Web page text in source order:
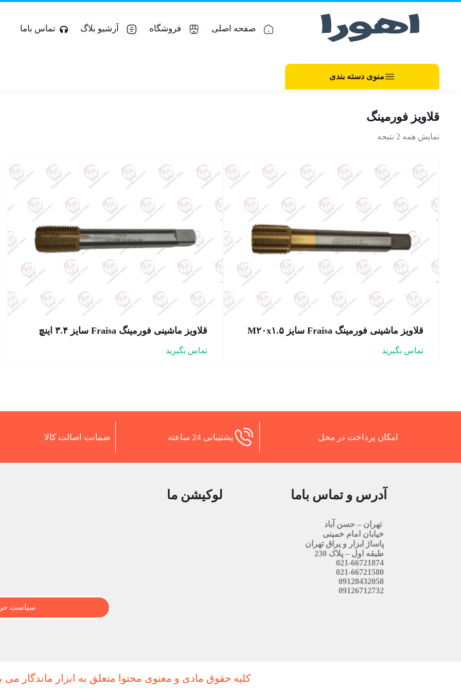
صفحه اصلی فروشگاه آرشیو بلاگ تماس باما
منوی دسته بندی
قلاویز فورمینگ
نمایش همه 2 نتیجه
قلاویز ماشینی فورمینگ Fraisa سایز M۲۰x۱.۵
تماس بگیرید
قلاویز ماشینی فورمینگ Fraisa سایز ۳.۴ اینچ
تماس بگیرید
امکان پرداخت در محل پشتیبانی 24 ساعته ضمانت اصالت کالا
آدرس و تماس باما
تهران – حسن آباد
خیابان امام خمینی
پاساژ ابزار و یراق تهران
طبقه اول – پلاک 230
021-66721874
021-66721580
09128432058
09126712732
لوکیشن ما
سیاست
کلیه حقوق مادی و معنوی محتوا متعلق به ابزار ماندگار می